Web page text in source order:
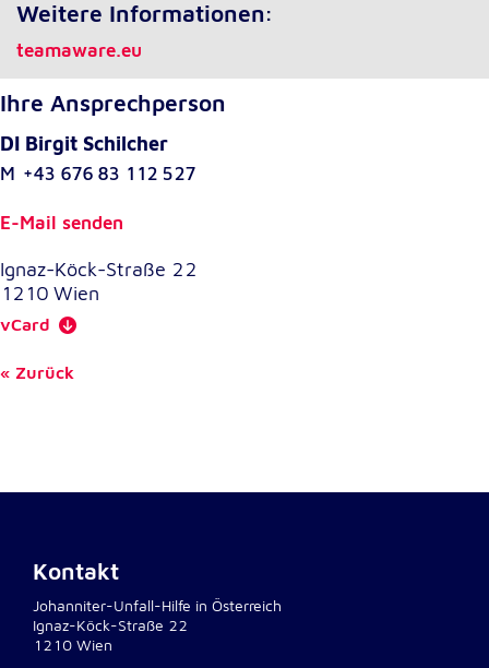
Weitere Informationen:
teamaware.eu
Ihre Ansprechperson
DI Birgit Schilcher
M +43 676 83 112 527
E-Mail senden
Ignaz-Köck-Straße 22
1210 Wien
vCard
Zurück
Kontakt
Johanniter-Unfall-Hilfe in Österreich
Ignaz-Köck-Straße 22
1210 Wien